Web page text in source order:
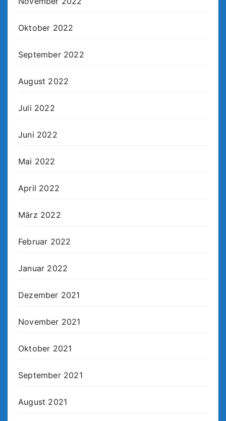
Oktober 2022
September 2022
August 2022
Juli 2022
Juni 2022
Mai 2022
April 2022
März 2022
Februar 2022
Januar 2022
Dezember 2021
November 2021
Oktober 2021
September 2021
August 2021